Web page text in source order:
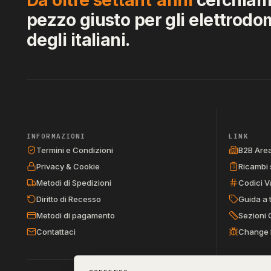
pezzo giusto per gli
degli italiani.
INFORMAZIONI
Termini e Condizioni
Privacy & Cookie
Metodi di Spedizioni
Diritto di Recesso
Metodi di pagamento
Contattaci
LINK
B2B
Ricambi
Codici
Guida a
Sezioni
Change